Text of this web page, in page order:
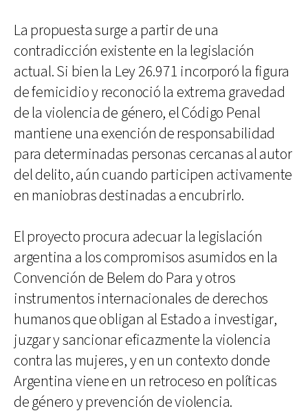
La propuesta surge a partir de una
contradicción existente en la legislación
actual. Si bien la Ley 26.971 incorporó la figura
de femicidio y reconoció la extrema gravedad
de la violencia de género, el Código Penal
mantiene una exención de responsabilidad
para determinadas personas cercanas al autor
del delito, aún cuando participen activamente
en maniobras destinadas a encubrirlo.
El proyecto procura adecuar la legislación
argentina a los compromisos asumidos en la
Convención de Belem do Para y otros
instrumentos internacionales de derechos
humanos que obligan al Estado a investigar,
juzgar y sancionar eficazmente la violencia
contra las mujeres, y en un contexto donde
Argentina viene en un retroceso en políticas
de género y prevención de violencia.